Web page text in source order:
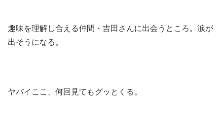
趣味を理解し合える仲間・吉田さんに出会うところ。涙が
出そうになる。
ヤバイここ、何回見てもグッとくる。